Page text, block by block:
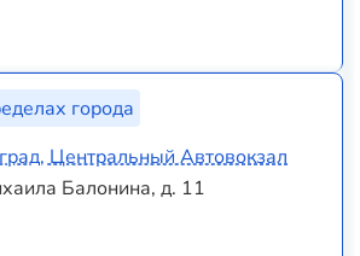
города
Центральный Автовокзал
Балонина, д. 11